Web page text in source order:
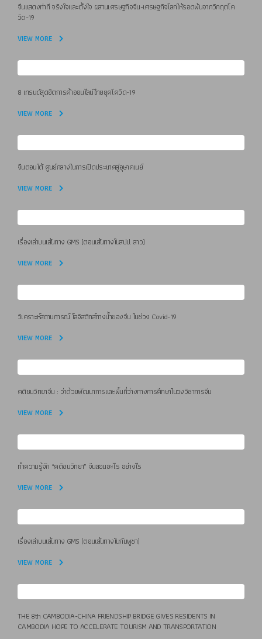
จีนแสดงท่าที จริงใจและตั้งใจ ผสานเศรษฐกิจจีน-เศรษฐกิจโลกให้รอดพ้นจากวิกฤตโค
วิด-19
VIEW MORE
8 เทรนด์สุดฮิตการค้าออนไลน์ไทยยุคโควิด-19
VIEW MORE
จีนตอนใต้ ศูนย์กลางในการเปิดประเทศสู่อุษาคเนย์
VIEW MORE
เรื่องเล่าบนเส้นทาง GMS (ตอนเส้นทางในสปป. ลาว)
VIEW MORE
วิเคราะห์สถานการณ์ โลจิสติกส์ทางน้ำของจีน ในช่วง Covid-19
VIEW MORE
คติชนวิทยาจีน : ว่าด้วยพัฒนาการและพื้นที่ว่างทางการศึกษาในวงวิชาการจีน
VIEW MORE
ทำความรู้จัก “คติชนวิทยา” จีนสอนอะไร อย่างไร
VIEW MORE
เรื่องเล่าบนเส้นทาง GMS (ตอนเส้นทางในกัมพูชา)
VIEW MORE
THE 8th CAMBODIA-CHINA FRIENDSHIP BRIDGE GIVES RESIDENTS IN
CAMBODIA HOPE TO ACCELERATE TOURISM AND TRANSPORTATION